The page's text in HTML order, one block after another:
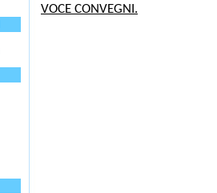
VOCE CONVEGNI.